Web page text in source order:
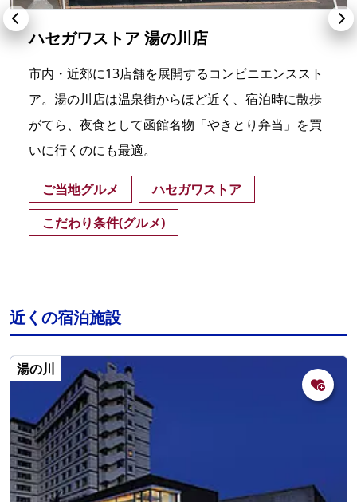
ハセガワストア 湯の川店
市内・近郊に13店舗を展開するコンビニエンススト
ア。湯の川店は温泉街からほど近く、宿泊時に散歩
がてら、夜食として函館名物「やきとり弁当」を買
いに行くのにも最適。
ご当地グルメ
ハセガワストア
こだわり条件(グルメ)
近くの宿泊施設
湯の川